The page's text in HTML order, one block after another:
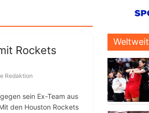
Rockets
Redaktion
sein Ex-Team aus
den Houston Rockets
Weltweit